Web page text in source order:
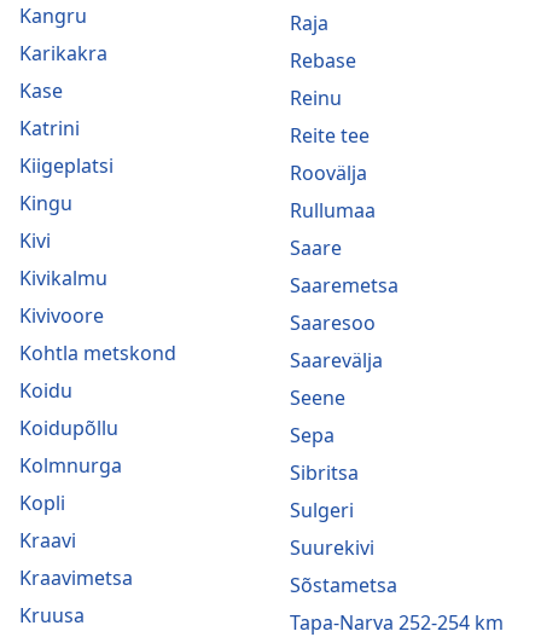
Kangru
Karikakra
Kase
Katrini
Kiigeplatsi
Kingu
Kivi
Kivikalmu
Kivivoore
Kohtla metskond
Koidu
Koidupõllu
Kolmnurga
Kopli
Kraavi
Kraavimetsa
Kruusa
Raja
Rebase
Reinu
Reite tee
Roovälja
Rullumaa
Saare
Saaremetsa
Saaresoo
Saarevälja
Seene
Sepa
Sibritsa
Sulgeri
Suurekivi
Sõstametsa
Tapa-Narva 252-254 km